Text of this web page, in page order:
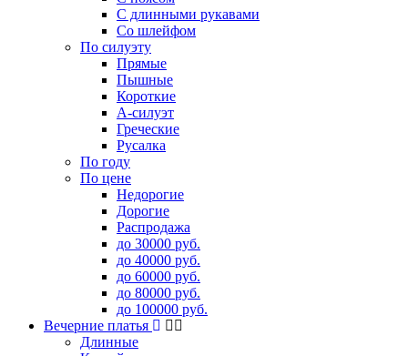
С длинными рукавами
Со шлейфом
По силуэту
Прямые
Пышные
Короткие
А-силуэт
Греческие
Русалка
По году
По цене
Недорогие
Дорогие
Распродажа
до 30000 руб.
до 40000 руб.
до 60000 руб.
до 80000 руб.
до 100000 руб.
Вечерние платья
Длинные